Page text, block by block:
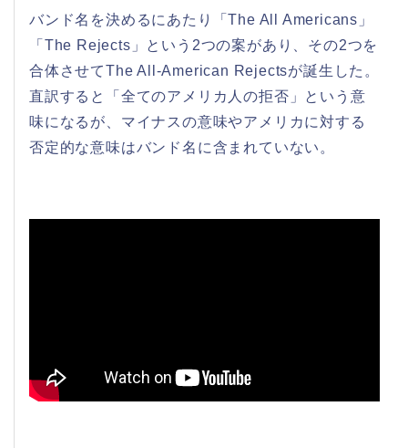
バンド名を決めるにあたり「The All Americans」
「The Rejects」という2つの案があり、その2つを
合体させてThe All-American Rejectsが誕生した。
直訳すると「全てのアメリカ人の拒否」という意
味になるが、マイナスの意味やアメリカに対する
否定的な意味はバンド名に含まれていない。